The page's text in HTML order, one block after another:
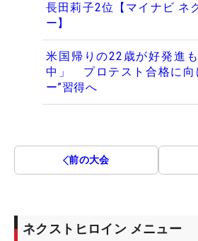
長田莉子2位【マイナビ ネ
ー】
米国帰りの22歳が好発進
中」 プロテスト合格に向
ー”習得へ
前の大会
ネクストヒロイン メニュー